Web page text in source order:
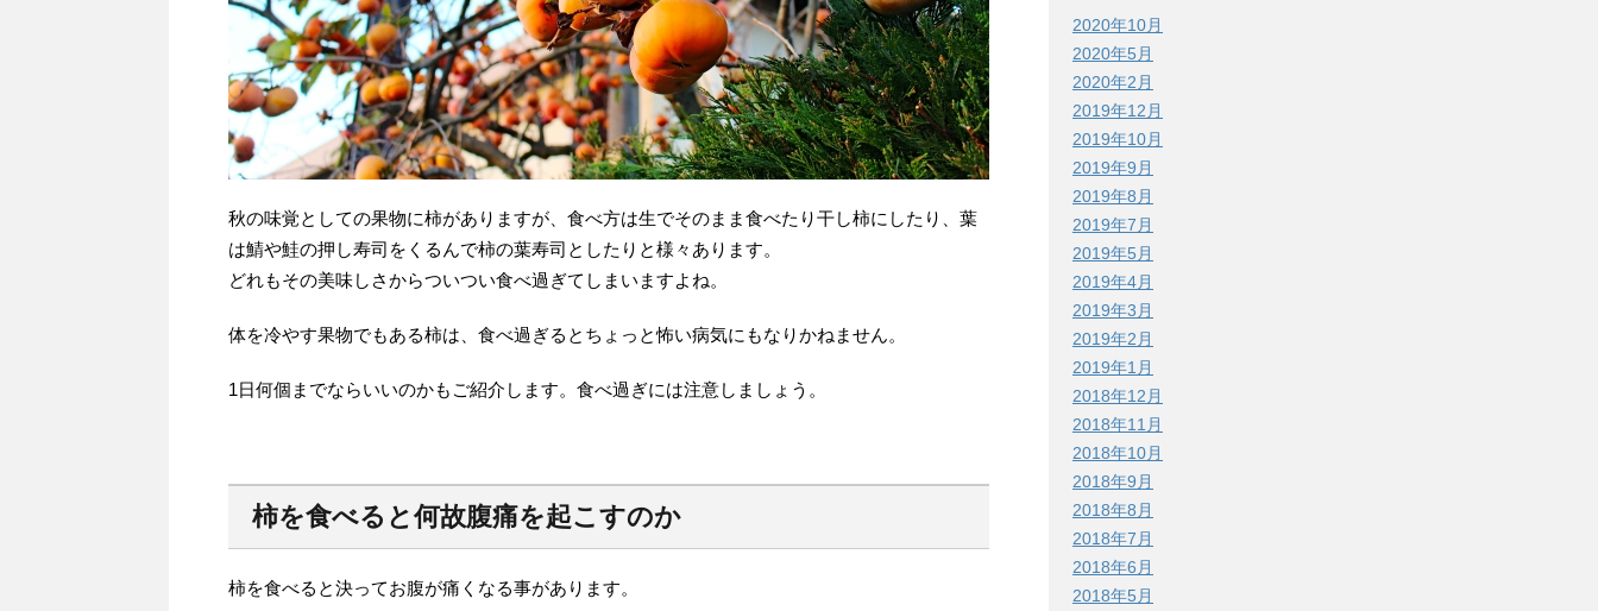
秋の味覚としての果物に柿がありますが、食べ方は生でそのまま食べたり干し柿にしたり、葉
は鯖や鮭の押し寿司をくるんで柿の葉寿司としたりと様々あります。
どれもその美味しさからついつい食べ過ぎてしまいますよね。
体を冷やす果物でもある柿は、食べ過ぎるとちょっと怖い病気にもなりかねません。
1日何個までならいいのかもご紹介します。食べ過ぎには注意しましょう。
柿を食べると何故腹痛を起こすのか
柿を食べると決ってお腹が痛くなる事があります。
2020年10月
2020年5月
2020年2月
2019年12月
2019年10月
2019年9月
2019年8月
2019年7月
2019年5月
2019年4月
2019年3月
2019年2月
2019年1月
2018年12月
2018年11月
2018年10月
2018年9月
2018年8月
2018年7月
2018年6月
2018年5月